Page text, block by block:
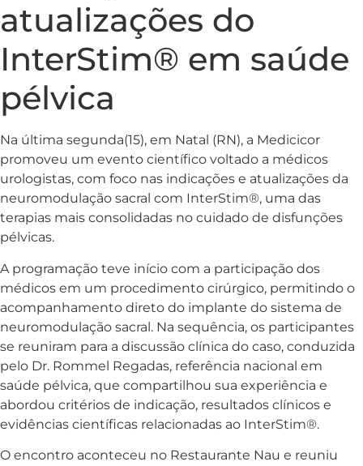
atualizações do
InterStim® em saúde
pélvica
Na última segunda(15), em Natal (RN), a Medicicor
promoveu um evento científico voltado a médicos
urologistas, com foco nas indicações e atualizações da
neuromodulação sacral com InterStim®, uma das
terapias mais consolidadas no cuidado de disfunções
pélvicas.
A programação teve início com a participação dos
médicos em um procedimento cirúrgico, permitindo o
acompanhamento direto do implante do sistema de
neuromodulação sacral. Na sequência, os participantes
se reuniram para a discussão clínica do caso, conduzida
pelo Dr. Rommel Regadas, referência nacional em
saúde pélvica, que compartilhou sua experiência e
abordou critérios de indicação, resultados clínicos e
evidências científicas relacionadas ao InterStim®.
O encontro aconteceu no Restaurante Nau e reuniu